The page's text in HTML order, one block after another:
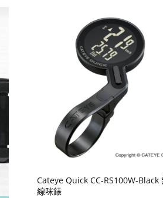
Cateye Quick CC-RS100W-Black
線咪錶